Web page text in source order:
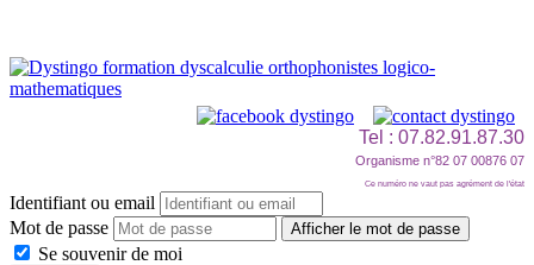
Tel : 07.82.91.87.30
Organisme n°82 07 00876 07
Ce numéro ne vaut pas agrément de l'état
Identifiant ou email
Mot de passe
Afficher le mot de passe
Se souvenir de moi